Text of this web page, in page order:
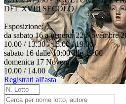
DEL XVIII SECOLO
Esposizione:
da sabato 16 a venerdì 22 Novembre
10.00 / 13.30 - 15.00 / 19.00
sabato 16 dalle 10:00 alle 19:00
domenica 17 Novembre
10.00 / 14.00
Registrati all'asta